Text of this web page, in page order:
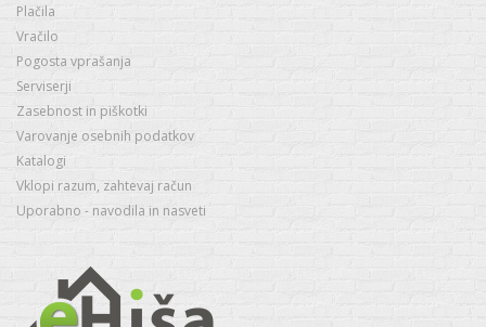
Plačila
Vračilo
Pogosta vprašanja
Serviserji
Zasebnost in piškotki
Varovanje osebnih podatkov
Katalogi
Vklopi razum, zahtevaj račun
Uporabno - navodila in nasveti